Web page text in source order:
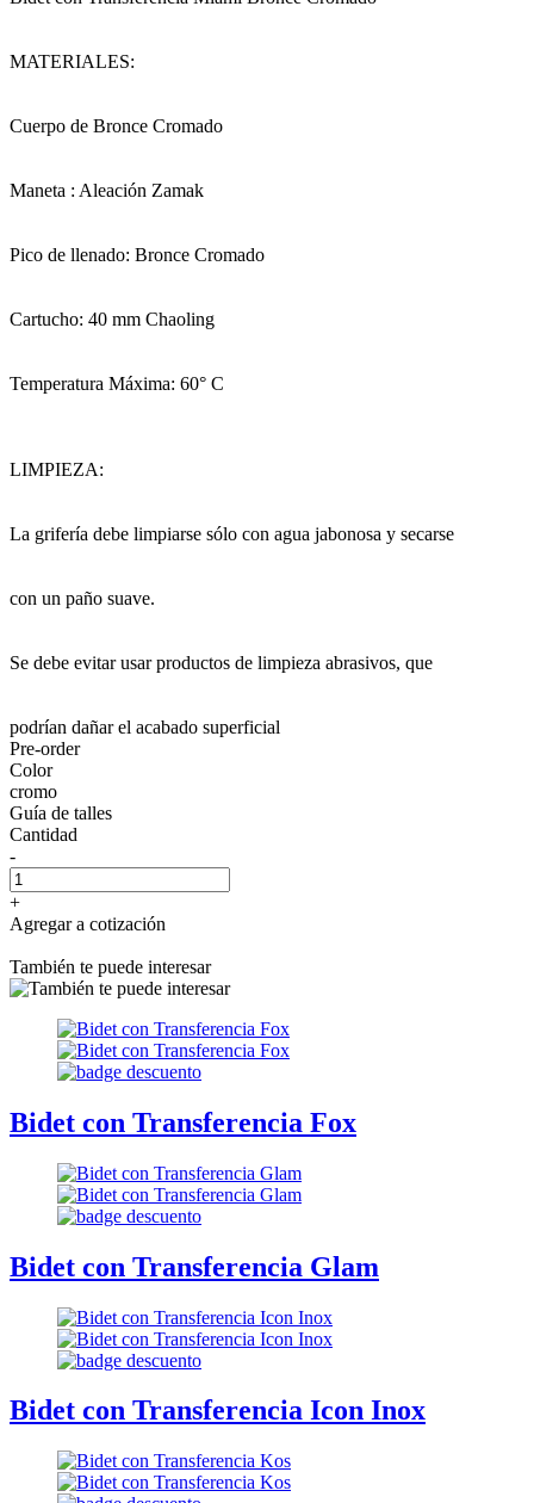
MATERIALES:
Cuerpo de Bronce Cromado
Maneta : Aleación Zamak
Pico de llenado: Bronce Cromado
Cartucho: 40 mm Chaoling
Temperatura Máxima: 60° C
LIMPIEZA:
La grifería debe limpiarse sólo con agua jabonosa y secarse
con un paño suave.
Se debe evitar usar productos de limpieza abrasivos, que
podrían dañar el acabado superficial
Pre-order
Color
cromo
Guía de talles
Cantidad
-
+
Agregar a cotización
También te puede interesar
Bidet con Transferencia Fox
Bidet con Transferencia Glam
Bidet con Transferencia Icon Inox